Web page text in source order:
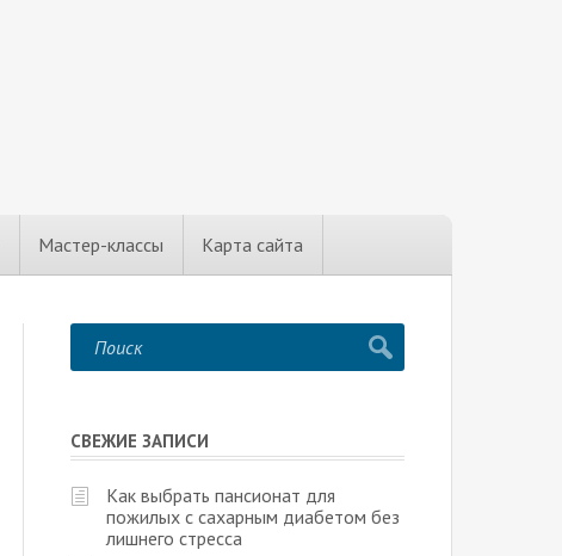
Мастер-классы Карта сайта
СВЕЖИЕ ЗАПИСИ
Как выбрать пансионат для
пожилых с сахарным диабетом без
лишнего стресса